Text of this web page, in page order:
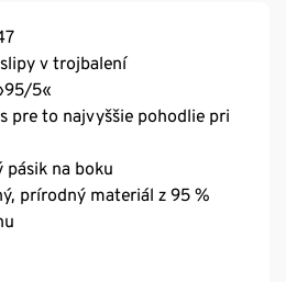
v trojbalení
5«
pre to najvyššie pohodlie pri
pásik na boku
prírodný materiál z 95 %
jednoduchý džersej